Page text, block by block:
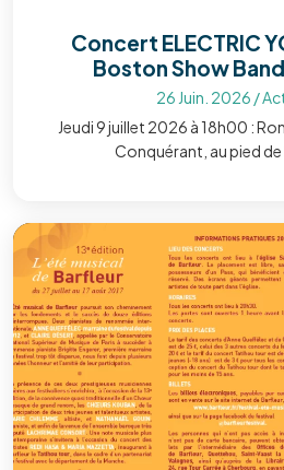
Concert ELECTRIC
Boston Show
26 Juin. 2026 /
Jeudi 9 juillet 2026 à 18h00 :
Conquérant, au pied de